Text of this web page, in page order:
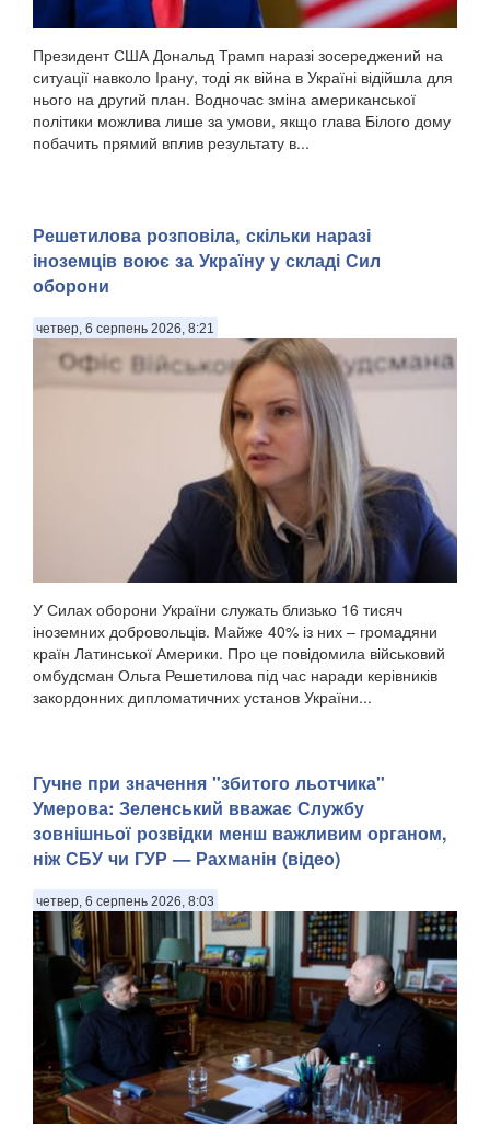
Президент США Дональд Трамп наразі зосереджений на
ситуації навколо Ірану, тоді як війна в Україні відійшла для
нього на другий план. Водночас зміна американської
політики можлива лише за умови, якщо глава Білого дому
побачить прямий вплив результату в...
Решетилова розповіла, скільки наразі
іноземців воює за Україну у складі Сил
оборони
четвер, 6 серпень 2026, 8:21
У Силах оборони України служать близько 16 тисяч
іноземних добровольців. Майже 40% із них – громадяни
країн Латинської Америки. Про це повідомила військовий
омбудсман Ольга Решетилова під час наради керівників
закордонних дипломатичних установ України...
Гучне при значення "збитого льотчика"
Умерова: Зеленський вважає Службу
зовнішньої розвідки менш важливим органом,
ніж СБУ чи ГУР — Рахманін (відео)
четвер, 6 серпень 2026, 8:03